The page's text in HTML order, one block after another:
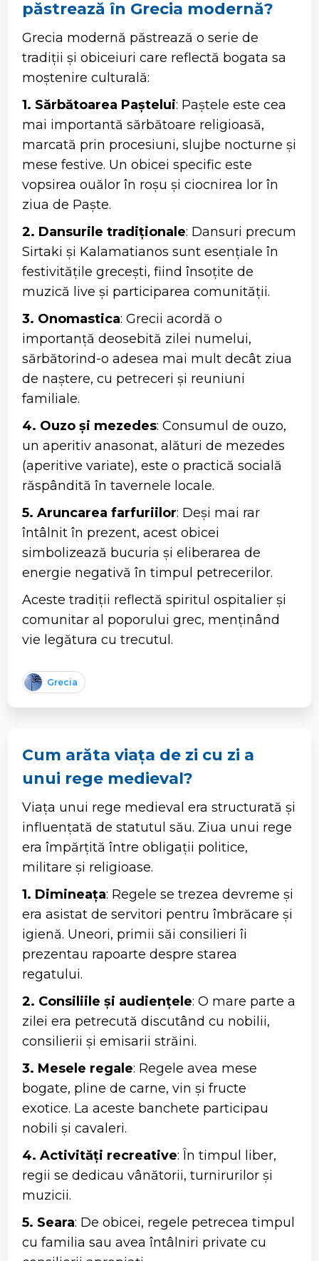
păstrează în Grecia modernă?
Grecia modernă păstrează o serie de
tradiții și obiceiuri care reflectă bogata sa
moștenire culturală:
1. Sărbătoarea Paștelui: Paștele este cea
mai importantă sărbătoare religioasă,
marcată prin procesiuni, slujbe nocturne și
mese festive. Un obicei specific este
vopsirea ouălor în roșu și ciocnirea lor în
ziua de Paște.
2. Dansurile tradiționale: Dansuri precum
Sirtaki și Kalamatianos sunt esențiale în
festivitățile grecești, fiind însoțite de
muzică live și participarea comunității.
3. Onomastica: Grecii acordă o
importanță deosebită zilei numelui,
sărbătorind-o adesea mai mult decât ziua
de naștere, cu petreceri și reuniuni
familiale.
4. Ouzo și mezedes: Consumul de ouzo,
un aperitiv anasonat, alături de mezedes
(aperitive variate), este o practică socială
răspândită în tavernele locale.
5. Aruncarea farfuriilor: Deși mai rar
întâlnit în prezent, acest obicei
simbolizează bucuria și eliberarea de
energie negativă în timpul petrecerilor.
Aceste tradiții reflectă spiritul ospitalier și
comunitar al poporului grec, menținând
vie legătura cu trecutul.
Grecia
Cum arăta viața de zi cu zi a
unui rege medieval?
Viața unui rege medieval era structurată și
influențată de statutul său. Ziua unui rege
era împărțită între obligații politice,
militare și religioase.
1. Dimineața: Regele se trezea devreme și
era asistat de servitori pentru îmbrăcare și
igienă. Uneori, primii săi consilieri îi
prezentau rapoarte despre starea
regatului.
2. Consiliile și audiențele: O mare parte a
zilei era petrecută discutând cu nobilii,
consilierii și emisarii străini.
3. Mesele regale: Regele avea mese
bogate, pline de carne, vin și fructe
exotice. La aceste banchete participau
nobili și cavaleri.
4. Activități recreative: În timpul liber,
regii se dedicau vânătorii, turnirurilor și
muzicii.
5. Seara: De obicei, regele petrecea timpul
cu familia sau avea întâlniri private cu